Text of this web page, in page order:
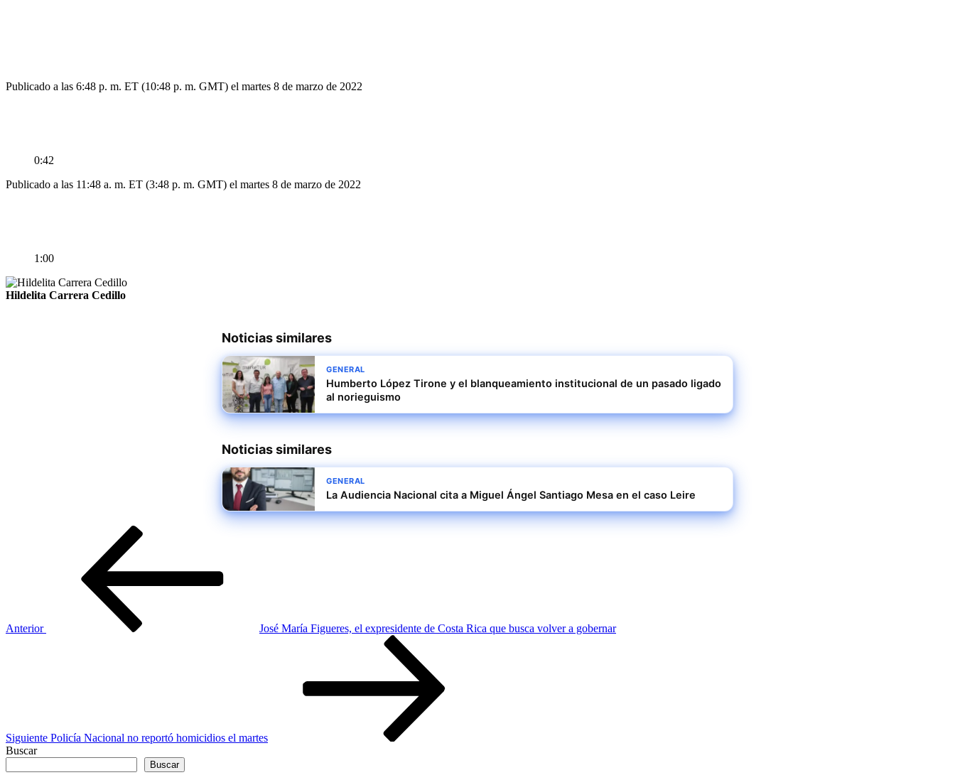
Publicado a las 6:48 p. m. ET (10:48 p. m. GMT) el martes 8 de marzo de 2022
0:42
Publicado a las 11:48 a. m. ET (3:48 p. m. GMT) el martes 8 de marzo de 2022
1:00
Hildelita Carrera Cedillo
Noticias similares
GENERAL
Humberto López Tirone y el blanqueamiento institucional de un pasado ligado
al norieguismo
Noticias similares
GENERAL
La Audiencia Nacional cita a Miguel Ángel Santiago Mesa en el caso Leire
Anterior
José María Figueres, el expresidente de Costa Rica que busca volver a gobernar
Siguiente Policía Nacional no reportó homicidios el martes
Buscar
Buscar